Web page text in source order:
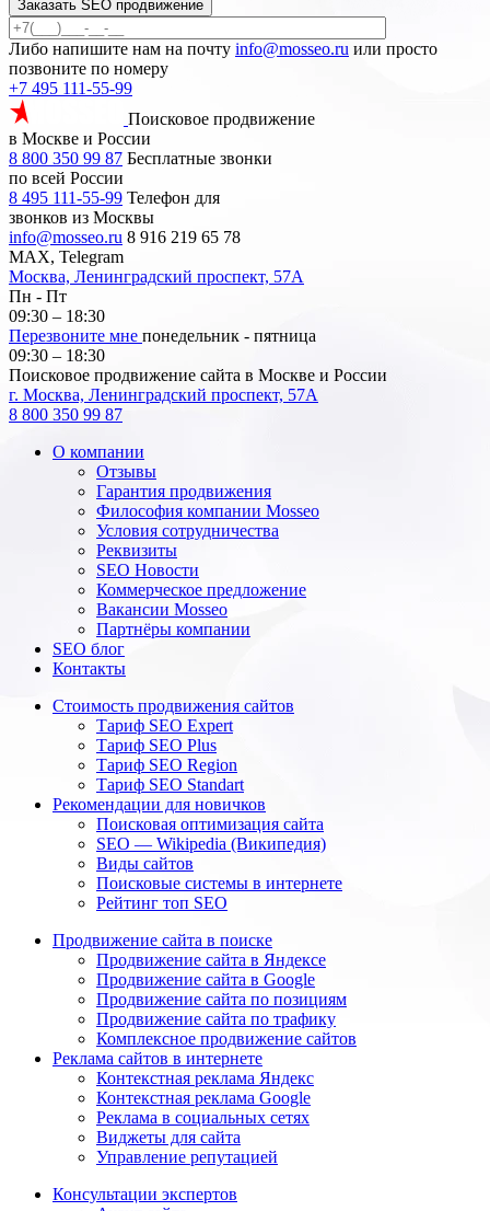
Заказать SEO продвижение
Либо напишите нам на почту info@mosseo.ru или просто
позвоните по номеру
+7 495 111-55-99
Поисковое продвижение
в Москве и России
8 800 350 99 87 Бесплатные звонки
по всей России
8 495 111-55-99 Телефон для
звонков из Москвы
info@mosseo.ru 8 916 219 65 78
MAX, Telegram
Москва, Ленинградский проспект, 57А
Пн - Пт
09:30 – 18:30
Перезвоните мне понедельник - пятница
09:30 – 18:30
Поисковое продвижение сайта в Москве и России
г. Москва, Ленинградский проспект, 57А
8 800 350 99 87
О компании
Отзывы
Гарантия продвижения
Философия компании Mosseo
Условия сотрудничества
Реквизиты
SEO Новости
Коммерческое предложение
Вакансии Mosseo
Партнёры компании
SEO блог
Контакты
Стоимость продвижения сайтов
Тариф SEO Expert
Тариф SEO Plus
Тариф SEO Region
Тариф SEO Standart
Рекомендации для новичков
Поисковая оптимизация сайта
SEO — Wikipedia (Википедия)
Виды сайтов
Поисковые системы в интернете
Рейтинг топ SEO
Продвижение сайта в поиске
Продвижение сайта в Яндексе
Продвижение сайта в Google
Продвижение сайта по позициям
Продвижение сайта по трафику
Комплексное продвижение сайтов
Реклама сайтов в интернете
Контекстная реклама Яндекс
Контекстная реклама Google
Реклама в социальных сетях
Виджеты для сайта
Управление репутацией
Консультации экспертов